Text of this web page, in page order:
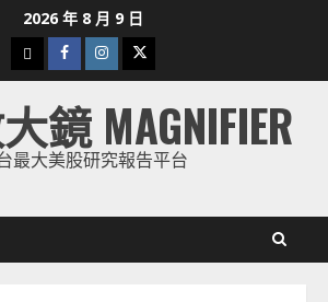
2026 年 8 月 9 日
下
載
美
股
Facebook
Instagram
Twitter
鏡 MAGNIFIER
最大美股研究報告平台